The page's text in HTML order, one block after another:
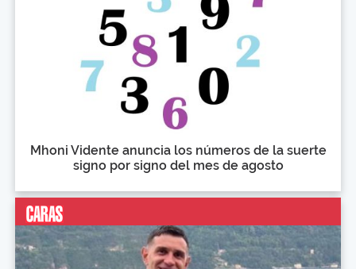
Mhoni Vidente anuncia los números de la suerte
signo por signo del mes de agosto